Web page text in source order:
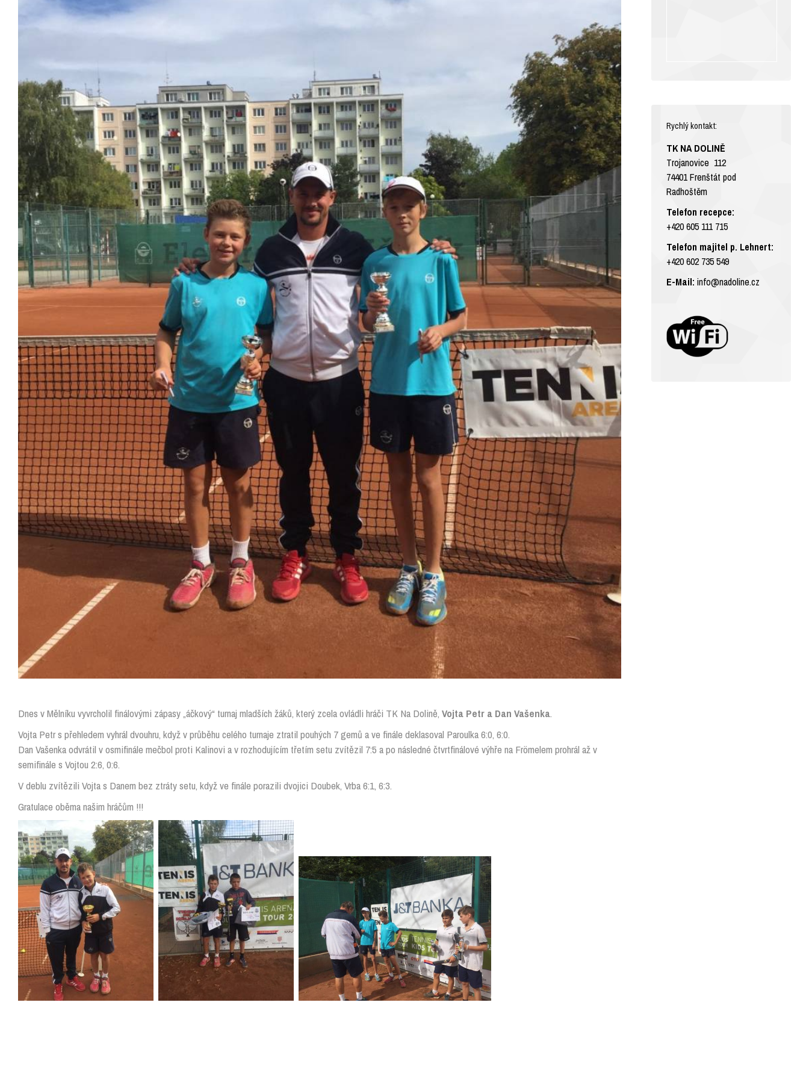
Dnes v Mělníku vyvrcholil finálovými zápasy „áčkový“ turnaj mladších žáků, který zcela ovládli hráči TK Na Dolině, Vojta Petr a Dan Vašenka.
Vojta Petr s přehledem vyhrál dvouhru, když v průběhu celého turnaje ztratil pouhých 7 gemů a ve finále deklasoval Paroulka 6:0, 6:0.
Dan Vašenka odvrátil v osmifinále mečbol proti Kalinovi a v rozhodujícím třetím setu zvítězil 7:5 a po následné čtvrtfinálové výhře na Frömelem prohrál až v
semifinále s Vojtou 2:6, 0:6.
V deblu zvítězili Vojta s Danem bez ztráty setu, když ve finále porazili dvojici Doubek, Vrba 6:1, 6:3.
Gratulace oběma našim hráčům !!!
Rychlý kontakt:
TK NA DOLINĚ
Trojanovice 112
74401 Frenštát pod
Radhoštěm
Telefon recepce:
+420 605 111 715
Telefon majitel p. Lehnert:
+420 602 735 549
E-Mail:info@nadoline.cz